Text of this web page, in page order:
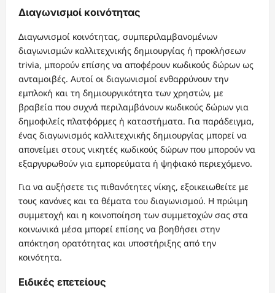
Διαγωνισμοί κοινότητας
Διαγωνισμοί κοινότητας, συμπεριλαμβανομένων
διαγωνισμών καλλιτεχνικής δημιουργίας ή προκλήσεων
trivia, μπορούν επίσης να αποφέρουν κωδικούς δώρων ως
ανταμοιβές. Αυτοί οι διαγωνισμοί ενθαρρύνουν την
εμπλοκή και τη δημιουργικότητα των χρηστών, με
βραβεία που συχνά περιλαμβάνουν κωδικούς δώρων για
δημοφιλείς πλατφόρμες ή καταστήματα. Για παράδειγμα,
ένας διαγωνισμός καλλιτεχνικής δημιουργίας μπορεί να
απονείμει στους νικητές κωδικούς δώρων που μπορούν να
εξαργυρωθούν για εμπορεύματα ή ψηφιακό περιεχόμενο.
Για να αυξήσετε τις πιθανότητες νίκης, εξοικειωθείτε με
τους κανόνες και τα θέματα του διαγωνισμού. Η πρώιμη
συμμετοχή και η κοινοποίηση των συμμετοχών σας στα
κοινωνικά μέσα μπορεί επίσης να βοηθήσει στην
απόκτηση ορατότητας και υποστήριξης από την
κοινότητα.
Ειδικές επετείους